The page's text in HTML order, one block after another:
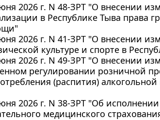
2026 г. N 48-ЗРТ "О внесении
в Республике Тыва права
2026 г. N 41-ЗРТ "О внесении
культуре и спорте в
2026 г. N 49-ЗРТ "О внесении
регулировании розничной
(распития)
2026 г. N 38-ЗРТ "Об
медицинского